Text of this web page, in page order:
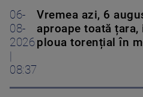
06-
08-
2026
08:37
Vremea azi, 6
aproape toată
ploua torențial în